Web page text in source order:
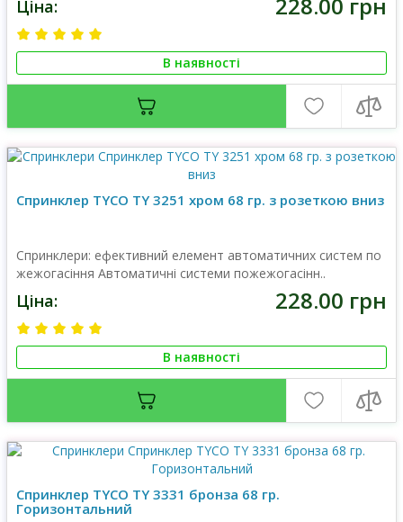
Ціна:
В наявності
Спринклер TYCO TY 3251 хром 68 гр. з розеткою вниз
Спринклери: ефективний елемент автоматичних систем по
жежогасіння Автоматичні системи пожежогасінн..
Ціна: 228.00 грн
В наявності
Спринклер TYCO TY 3331 бронза 68 гр.
Горизонтальний